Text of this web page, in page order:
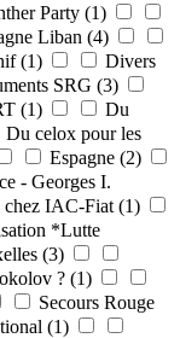
Party (1)
Liban (4)
(1)
Divers
SRG (3)
(1)
Du
Du celox pour les
Espagne (2)
- Georges I.
chez IAC-Fiat (1)
*Lutte
(3)
? (1)
Secours Rouge
(1)